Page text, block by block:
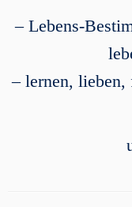
– Lebens-
– lernen, lieben,